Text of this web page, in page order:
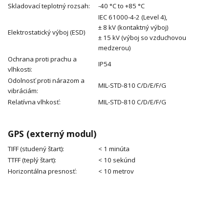
Skladovací teplotný rozsah:
-40 °C to +85 °C
Elektrostatický výboj (ESD)
IEC 61000-4-2 (Level 4),
± 8 kV (kontaktný výboj)
± 15 kV (výboj so vzduchovou
medzerou)
Ochrana proti prachu a
vlhkosti:
IP54
Odolnosť proti nárazom a
vibráciám:
MIL-STD-810 C/D/E/F/G
Relatívna vlhkosť:
MIL-STD-810 C/D/E/F/G
GPS (externý modul)
TIFF (studený štart):
< 1 minúta
TTFF (teplý štart):
< 10 sekúnd
Horizontálna presnosť:
< 10 metrov